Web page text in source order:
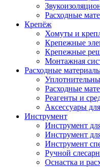
Расходные
Крепёж
Хомуты и
Крепежные
Крепежные
Монтажная
Расходные
Расходные
Реагенты и
Аксессуары
Инструмент
Инструмент
Инструмент
Инструмент
Ручной
Оснастка и